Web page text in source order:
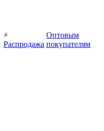
Распродажа
Оптовым
покупателям